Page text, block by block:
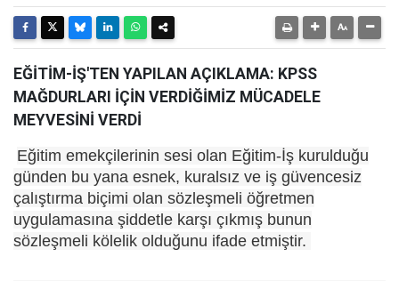
EĞİTİM-İŞ'TEN YAPILAN AÇIKLAMA: KPSS
MAĞDURLARI İÇİN VERDİĞİMİZ MÜCADELE
MEYVESİNİ VERDİ
Eğitim emekçilerinin sesi olan Eğitim-İş kurulduğu
günden bu yana esnek, kuralsız ve iş güvencesiz
çalıştırma biçimi olan sözleşmeli öğretmen
uygulamasına şiddetle karşı çıkmış bunun
sözleşmeli kölelik olduğunu ifade etmiştir.